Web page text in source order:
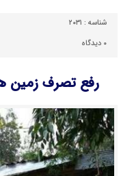
شناسه : ۲۰۳۱
۰ دیدگاه
رفع تصرف زمین